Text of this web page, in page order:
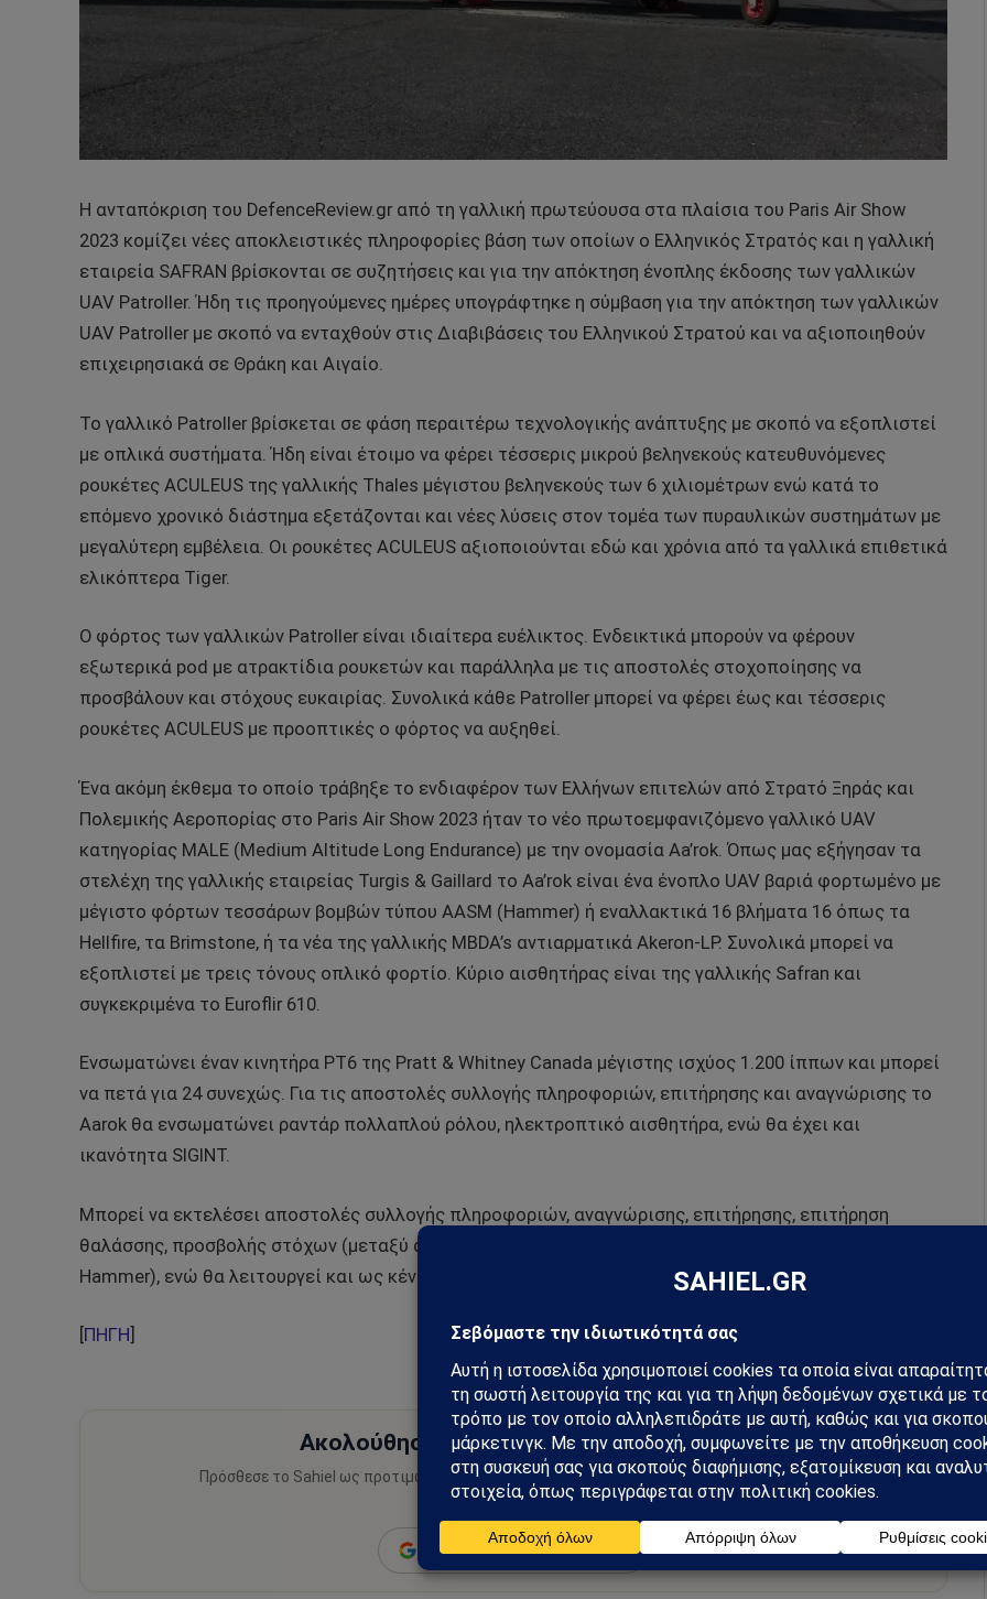
Η ανταπόκριση του DefenceReview.gr από τη γαλλική πρωτεύουσα στα πλαίσια του Paris Air Show
2023 κομίζει νέες αποκλειστικές πληροφορίες βάση των οποίων ο Ελληνικός Στρατός και η γαλλική
εταιρεία SAFRAN βρίσκονται σε συζητήσεις και για την απόκτηση ένοπλης έκδοσης των γαλλικών
UAV Patroller. Ήδη τις προηγούμενες ημέρες υπογράφτηκε η σύμβαση για την απόκτηση των γαλλικών
UAV Patroller με σκοπό να ενταχθούν στις Διαβιβάσεις του Ελληνικού Στρατού και να αξιοποιηθούν
επιχειρησιακά σε Θράκη και Αιγαίο.
Το γαλλικό Patroller βρίσκεται σε φάση περαιτέρω τεχνολογικής ανάπτυξης με σκοπό να εξοπλιστεί
με οπλικά συστήματα. Ήδη είναι έτοιμο να φέρει τέσσερις μικρού βεληνεκούς κατευθυνόμενες
ρουκέτες ACULEUS της γαλλικής Thales μέγιστου βεληνεκούς των 6 χιλιομέτρων ενώ κατά το
επόμενο χρονικό διάστημα εξετάζονται και νέες λύσεις στον τομέα των πυραυλικών συστημάτων με
μεγαλύτερη εμβέλεια. Οι ρουκέτες ACULEUS αξιοποιούνται εδώ και χρόνια από τα γαλλικά επιθετικά
ελικόπτερα Tiger.
Ο φόρτος των γαλλικών Patroller είναι ιδιαίτερα ευέλικτος. Ενδεικτικά μπορούν να φέρουν
εξωτερικά pod με ατρακτίδια ρουκετών και παράλληλα με τις αποστολές στοχοποίησης να
προσβάλουν και στόχους ευκαιρίας. Συνολικά κάθε Patroller μπορεί να φέρει έως και τέσσερις
ρουκέτες ACULEUS με προοπτικές ο φόρτος να αυξηθεί.
Ένα ακόμη έκθεμα το οποίο τράβηξε το ενδιαφέρον των Ελλήνων επιτελών από Στρατό Ξηράς και
Πολεμικής Αεροπορίας στο Paris Air Show 2023 ήταν το νέο πρωτοεμφανιζόμενο γαλλικό UAV
κατηγορίας MALE (Medium Altitude Long Endurance) με την ονομασία Aa’rok. Όπως μας εξήγησαν τα
στελέχη της γαλλικής εταιρείας Turgis & Gaillard το Aa’rok είναι ένα ένοπλο UAV βαριά φορτωμένο με
μέγιστο φόρτων τεσσάρων βομβών τύπου AASM (Hammer) ή εναλλακτικά 16 βλήματα 16 όπως τα
Hellfire, τα Brimstone, ή τα νέα της γαλλικής MBDA’s αντιαρματικά Akeron-LP. Συνολικά μπορεί να
εξοπλιστεί με τρεις τόνους οπλικό φορτίο. Κύριο αισθητήρας είναι της γαλλικής Safran και
συγκεκριμένα το Euroflir 610.
Ενσωματώνει έναν κινητήρα PT6 της Pratt & Whitney Canada μέγιστης ισχύος 1.200 ίππων και μπορεί
να πετά για 24 συνεχώς. Για τις αποστολές συλλογής πληροφοριών, επιτήρησης και αναγνώρισης το
Aarok θα ενσωματώνει ραντάρ πολλαπλού ρόλου, ηλεκτροπτικό αισθητήρα, ενώ θα έχει και
ικανότητα SIGINT.
Μπορεί να εκτελέσει αποστολές συλλογής πληροφοριών, αναγνώρισης, επιτήρησης, επιτήρηση
θαλάσσης, προσβολής στόχων (μεταξύ άλλων θα μεταφέρει και τις γαλλικές κατευθυνόμενες βόμβες
Hammer), ενώ θα λειτουργεί και ως κέντρο αναμετάδοσης επικοινωνιών.
ΠΗΓΗ
Ακολούθησε το Sahiel στο Google News
Πρόσθεσε το Sahiel ως προτιμώμενη πηγή για να λαμβάνεις πρώτος τις σημαντικότερες
ειδήσεις και αναλύσεις.
Add as a preferred source